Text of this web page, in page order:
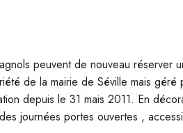
peuvent de nouveau réserver
de la mairie de Séville mais
depuis le 31 mais 2011. En
journées portes ouvertes ,